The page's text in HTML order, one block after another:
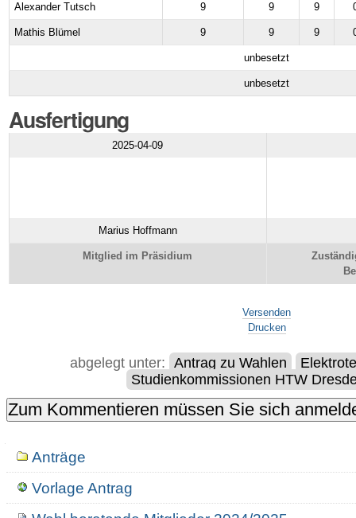
Alexander Tutsch 9 9 9
Mathis Blümel 9 9 9
unbesetzt
unbesetzt
Ausfertigung
2025-04-09
Marius Hoffmann
Mitglied im Präsidium
Versenden
Drucken
abgelegt unter: Antrag zu Wahlen
Studienkommissionen HTW
NavigationAnträge
Vorlage Antrag